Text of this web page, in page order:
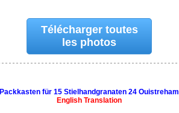
Télécharger toutes
les photos
Packkasten für 15 Stielhandgranaten 24 Ouistreham
English Translation